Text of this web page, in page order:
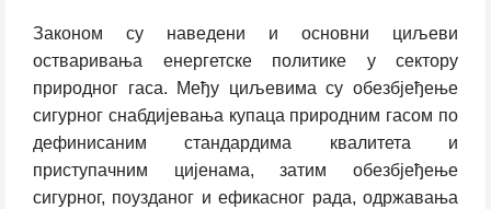
Законом су наведени и основни циљеви
остваривања енергетске политике у сектору
природног гаса. Међу циљевима су обезбјеђење
сигурног снабдијевања купаца природним гасом по
дефинисаним стандардима квалитета и
приступачним цијенама, затим обезбјеђење
сигурног, поузданог и ефикасног рада, одржавања